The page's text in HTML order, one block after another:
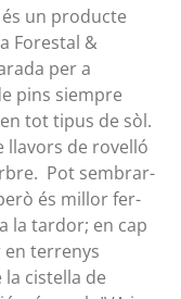
un producte
Forestal &
per a
pins siempre
tot tipus de sòl.
llavors de rovelló
Pot sembrar-
és millor fer-
la tardor; en cap
en terrenys
la cistella de